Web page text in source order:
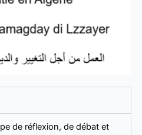
de réflexion, de débat et